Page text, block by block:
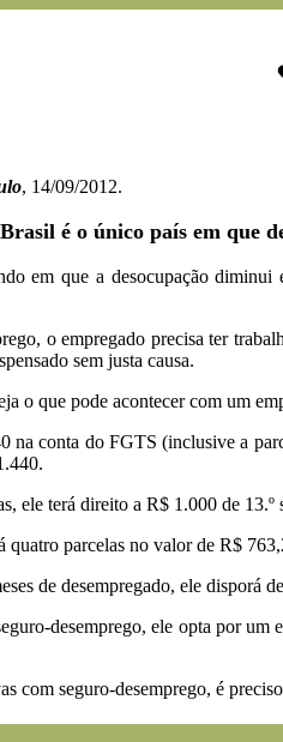
, 14/09/2012.
Brasil é o único país em que
em que a desocupação diminui
o empregado precisa ter
sem justa causa.
o que pode acontecer com um
na conta do FGTS (inclusive a
ele terá direito a R$ 1.000 de
quatro parcelas no valor de R$
de desempregado, ele disporá
desemprego, ele opta por
com seguro-desemprego, é